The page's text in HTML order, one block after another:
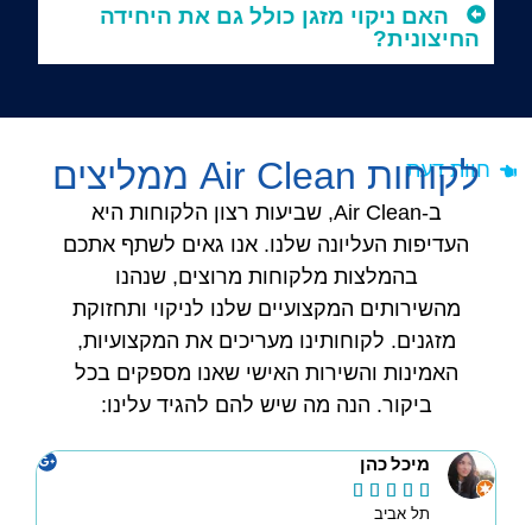
האם ניקוי מזגן כולל גם את היחידה
החיצונית?
חוות דעת
לקוחות Air Clean ממליצים
ב-Air Clean, שביעות רצון הלקוחות היא
העדיפות העליונה שלנו. אנו גאים לשתף אתכם
בהמלצות מלקוחות מרוצים, שנהנו
מהשירותים המקצועיים שלנו לניקוי ותחזוקת
מזגנים. לקוחותינו מעריכים את המקצועיות,
האמינות והשירות האישי שאנו מספקים בכל
ביקור. הנה מה שיש להם להגיד עלינו:
מיכל כהן





תל אביב